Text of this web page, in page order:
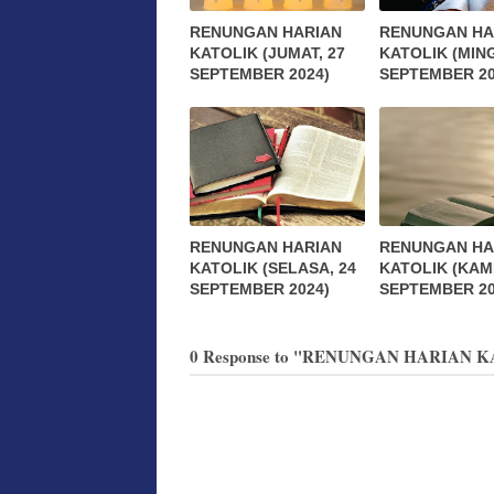
RENUNGAN HARIAN
KATOLIK (JUMAT, 27
SEPTEMBER 2024)
RENUNGAN
KATOLIK
SEPTEMBER
RENUNGAN HARIAN
KATOLIK (SELASA, 24
SEPTEMBER 2024)
RENUNGAN
KATOLIK
SEPTEMBER
0 Response to "RENUNGAN HARIAN